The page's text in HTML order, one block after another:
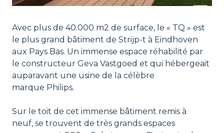
Avec plus de 40.000 m2 de surface, le « TQ » est
le plus grand bâtiment de Strijp-t à Eindhoven
aux Pays Bas. Un immense espace réhabilité par
le constructeur Geva Vastgoed et qui hébergeait
auparavant une usine de la célèbre
marque Philips.
Sur le toit de cet immense bâtiment remis à
neuf, se trouvent de très grands espaces